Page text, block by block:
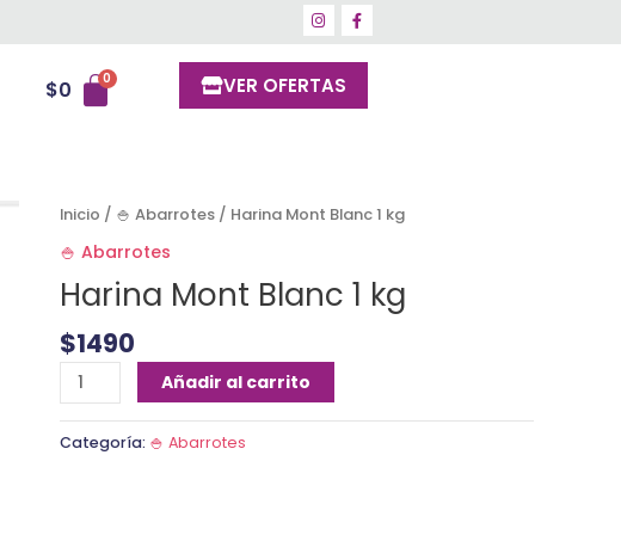
$0 VER OFERTAS
Inicio / 🍚 Abarrotes / Harina Mont Blanc 1 kg
🍚 Abarrotes
Harina Mont Blanc 1 kg
$1490
Harina
Mont
1
cantidad
Añadir al carrito
Categoría: 🍚 Abarrotes